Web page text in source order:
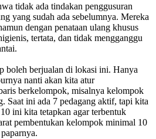
tidak ada tindakan penggusuran
yang sudah ada sebelumnya. Mereka
dengan penataan ulang khusus
tertata, dan tidak mengganggu
boleh berjualan di lokasi ini. Hanya
nanti akan kita atur
berkelompok, misalnya kelompok
Saat ini ada 7 pedagang aktif, tapi kita
ini kita tetapkan agar terbentuk
pembentukan kelompok minimal 10